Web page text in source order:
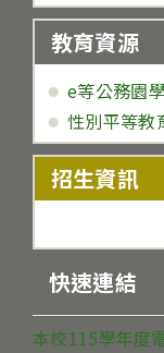
教育資源
e等公務園
性別平等教
招生資訊
快速連結
本校115學年度